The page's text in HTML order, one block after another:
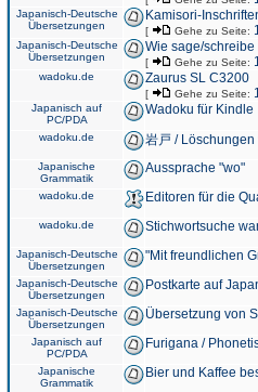
Japanisch-Deutsche
Übersetzungen
Kamisori-
[ Gehe zu Seite:
Japanisch-Deutsche
Übersetzungen
Wie sage/
[ Gehe zu Seite:
wadoku.de Zaurus SL C3200
[ Gehe zu Seite:
Japanisch auf
PC/PDA
Wadoku für Kindle
wadoku.de 岩戸 /
Japanische
Grammatik
Aussprache "wo"
wadoku.de Editoren für die
wadoku.de Stichwortsuche
Japanisch-Deutsche
Übersetzungen
"Mit freundlichen
Japanisch-Deutsche
Übersetzungen
Postkarte auf
Japanisch-Deutsche
Übersetzungen
Übersetzung von
Japanisch auf
PC/PDA
Furigana /
Japanische
Grammatik
Bier und Kaffee